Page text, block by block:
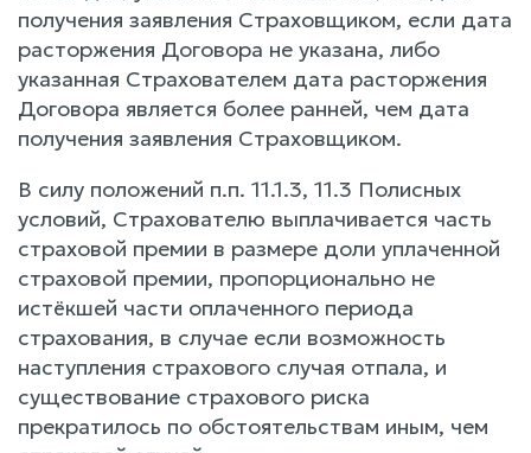
получения заявления Страховщиком, если дата
расторжения Договора не указана, либо
указанная Страхователем дата расторжения
Договора является более ранней, чем дата
получения заявления Страховщиком.
В силу положений п.п. 11.1.3, 11.3 Полисных
условий, Страхователю выплачивается часть
страховой премии в размере доли уплаченной
страховой премии, пропорционально не
истёкшей части оплаченного периода
страхования, в случае если возможность
наступления страхового случая отпала, и
существование страхового риска
прекратилось по обстоятельствам иным, чем